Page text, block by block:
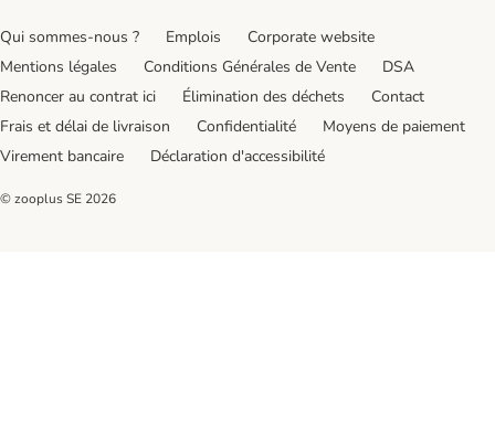
Qui sommes-nous ? Emplois
Corporate website
Mentions légales
Conditions Générales de Vente
DSA
Renoncer au contrat ici
Élimination des déchets
Contact
Frais et délai de livraison
Confidentialité
Moyens de paiement
Virement bancaire
Déclaration d'accessibilité
© zooplus SE 2026